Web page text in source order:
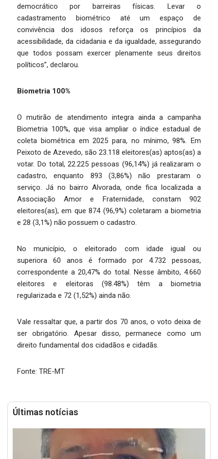
democrático por barreiras físicas. Levar o
cadastramento biométrico até um espaço de
convivência dos idosos reforça os princípios da
acessibilidade, da cidadania e da igualdade, assegurando
que todos possam exercer plenamente seus direitos
políticos”, declarou.
Biometria 100%
O mutirão de atendimento integra ainda a campanha
Biometria 100%, que visa ampliar o índice estadual de
coleta biométrica em 2025 para, no mínimo, 98%. Em
Peixoto de Azevedo, são 23.118 eleitores(as) aptos(as) a
votar. Do total, 22.225 pessoas (96,14%) já realizaram o
cadastro, enquanto 893 (3,86%) não prestaram o
serviço. Já no bairro Alvorada, onde fica localizada a
Associação Amor e Fraternidade, constam 902
eleitores(as), em que 874 (96,9%) coletaram a biometria
e 28 (3,1%) não possuem o cadastro.
No município, o eleitorado com idade igual ou
superiora 60 anos é formado por 4.732 pessoas,
correspondente a 20,47% do total. Nesse âmbito, 4.660
eleitores e eleitoras (98.48%) têm a biometria
regularizada e 72 (1,52%) ainda não.
Vale ressaltar que, a partir dos 70 anos, o voto deixa de
ser obrigatório. Apesar disso, permanece como um
direito fundamental dos cidadãos e cidadãs.
Fonte: TRE-MT
Últimas notícias